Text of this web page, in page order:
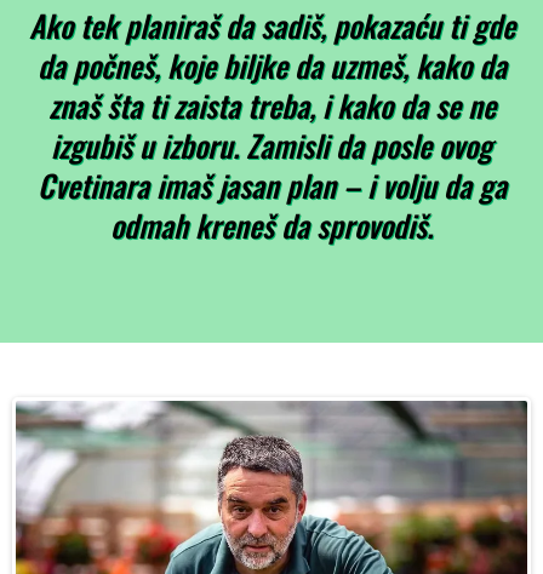
Ako tek planiraš da sadiš, pokazaću ti gde
da počneš, koje biljke da uzmeš, kako da
znaš šta ti zaista treba, i kako da se ne
izgubiš u izboru. Zamisli da posle ovog
Cvetinara imaš jasan plan – i volju da ga
odmah kreneš da sprovodiš.